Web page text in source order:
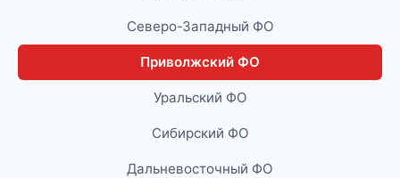
Северо-Западный ФО
Приволжский ФО
Уральский ФО
Сибирский ФО
Дальневосточный ФО